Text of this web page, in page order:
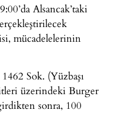
Alsancak’taki
mücadelelerinin
Sok. (Yüzbaşı
üzerindeki Burger
sonra, 100